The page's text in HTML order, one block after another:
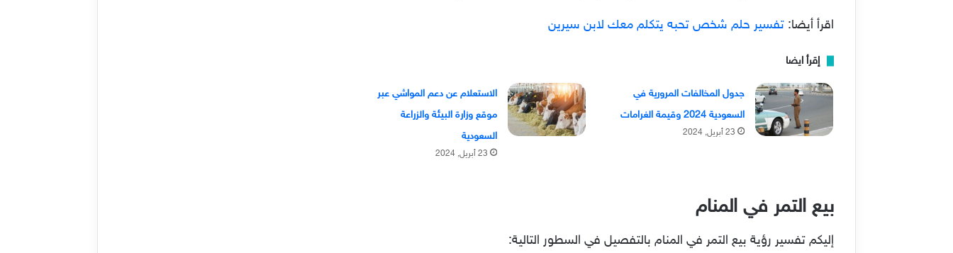
اقرأ أيضا: تفسير حلم شخص تحبه يتكلم معك لابن سيرين
إقرأ ايضا
جدول المخالفات المرورية في
السعودية 2024 وقيمة الغرامات
23 أبريل, 2024
الاستعلام عن دعم المواشي عبر
موقع وزارة البيئة والزراعة
السعودية
23 أبريل, 2024
بيع التمر في المنام
إليكم تفسير رؤية بيع التمر في المنام بالتفصيل في السطور التالية: